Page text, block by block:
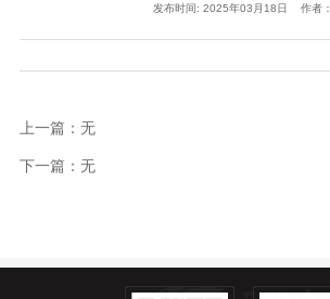
发布时间: 2025年03月18日 作者：
上一篇：无
下一篇：无